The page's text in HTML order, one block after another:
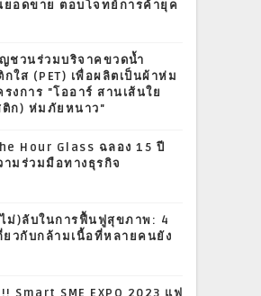
ยอดขาย ตอบโจทย์การค้ายุค
ญชวนร่วมบริจาคขวดน้ำ
ใส (PET) เพื่อผลิตเป็นผ้าห่ม
งการ "โออาร์ สานเส้นใย
ก) ห่มภัยหนาว"
Hour Glass ฉลอง 15 ปี
ามร่วมมือทางธุรกิจ
ม่)ลับในการฟื้นฟูสุขภาพ: 4
กี่ยวกับกล้ามเนื้อที่หลายคนยัง